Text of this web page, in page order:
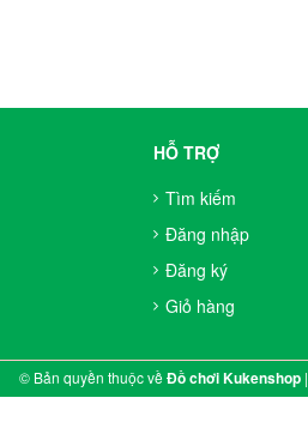
HỖ TRỢ
Tìm kiếm
Đăng nhập
Đăng ký
Giỏ hàng
© Bản quyền thuộc vềĐồ chơi Kukenshop|